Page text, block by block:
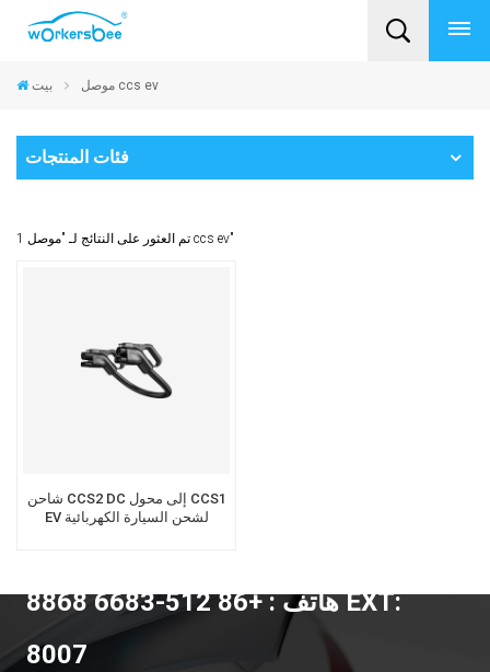
بيت موصل ccs ev
فئات المنتجات
1 تم العثور على النتائج لـ "موصل ccs ev"
شاحن CCS2 DC إلى محول CCS1
EV لشحن السيارة الكهربائية
هاتف : +86 512-6683 8868 EXT:
8007